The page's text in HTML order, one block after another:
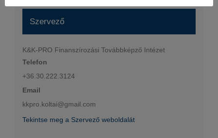
Szervező
K&K-PRO Finanszírozási Továbbképző Intézet
Telefon
+36.30.222.3124
Email
kkpro.koltai@gmail.com
Tekintse meg a Szervező weboldalát